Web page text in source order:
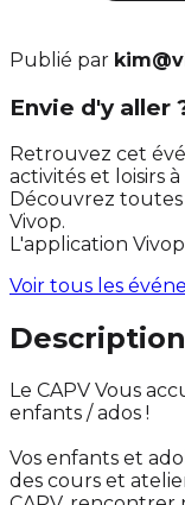
Publié par
Envie d'y aller
Retrouvez cet
activités et loisirs
Découvrez
Vivop.
L'application
Voir tous les
Description
Le CAPV Vous
enfants / ados !
Vos enfants et
des cours et